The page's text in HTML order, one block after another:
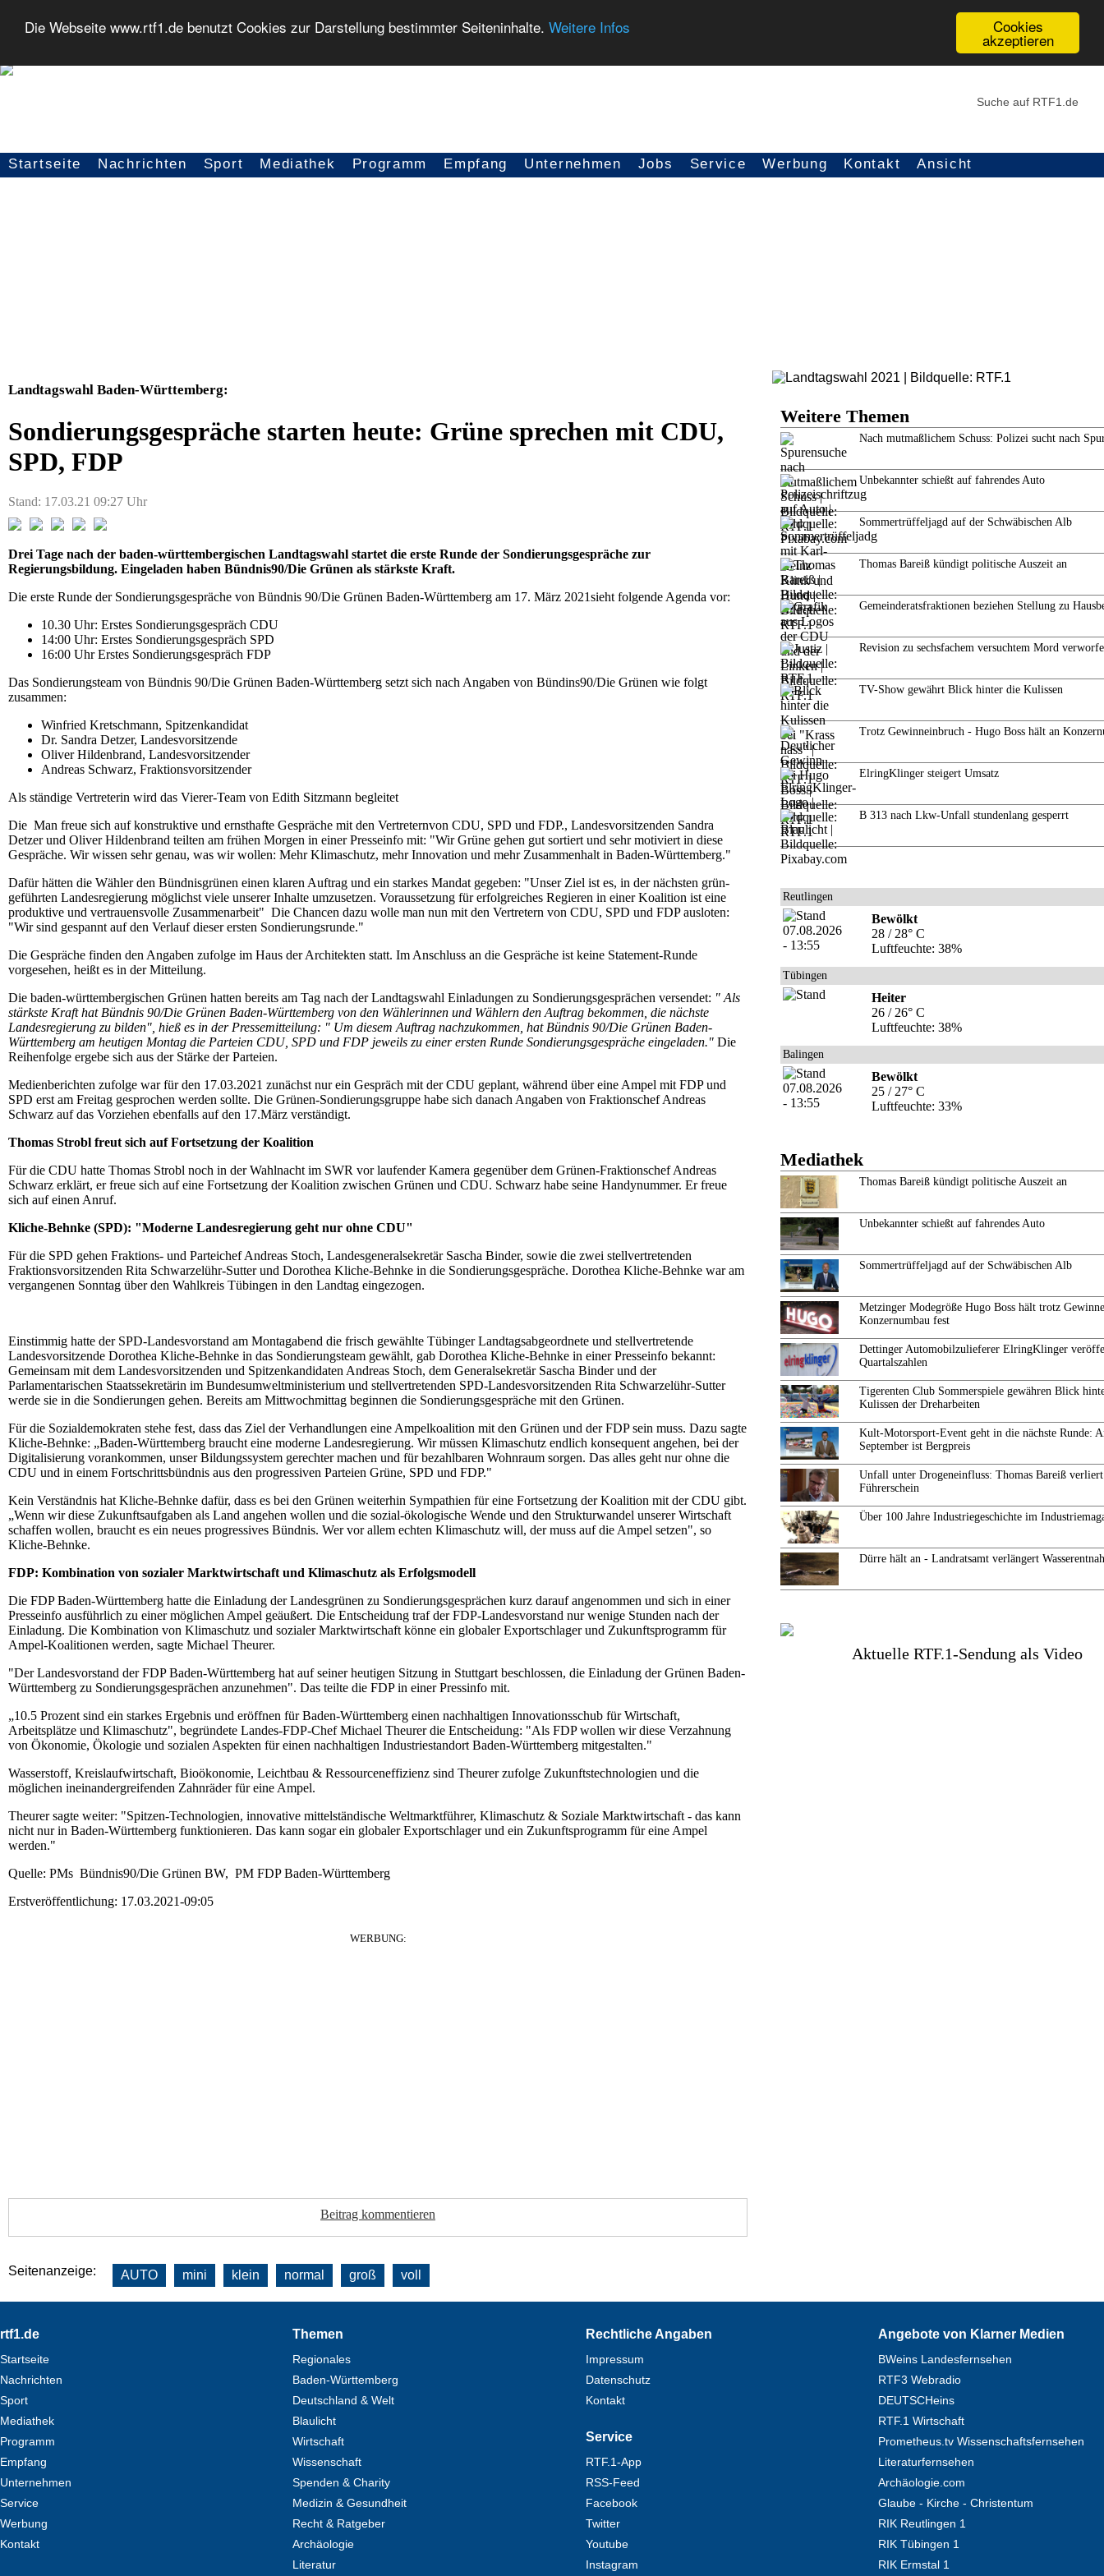
Cookies
akzeptieren
Die Webseite www.rtf1.de benutzt Cookies zur Darstellung bestimmter Seiteninhalte. Weitere Infos
Seitennavigation
Startseite Nachrichten Sport Mediathek Programm Empfang Unternehmen Jobs Service Werbung Kontakt Ansicht
Landtagswahl Baden-Württemberg:
Sondierungsgespräche starten heute: Grüne sprechen mit CDU,
SPD, FDP
Stand: 17.03.21 09:27 Uhr
Drei Tage nach der baden-württembergischen Landtagswahl startet die erste Runde der Sondierungsgespräche zur
Regierungsbildung. Eingeladen haben Bündnis90/Die Grünen als stärkste Kraft.
Die erste Runde der Sondierungsgespräche von Bündnis 90/Die Grünen Baden-Württemberg am 17. März 2021sieht folgende Agenda vor:
10.30 Uhr: Erstes Sondierungsgespräch CDU
14:00 Uhr: Erstes Sondierungsgespräch SPD
16:00 Uhr Erstes Sondierungsgespräch FDP
Das Sondierungsteam von Bündnis 90/Die Grünen Baden-Württemberg setzt sich nach Angaben von Bündins90/Die Grünen wie folgt
zusammen:
Winfried Kretschmann, Spitzenkandidat
Dr. Sandra Detzer, Landesvorsitzende
Oliver Hildenbrand, Landesvorsitzender
Andreas Schwarz, Fraktionsvorsitzender
Als ständige Vertreterin wird das Vierer-Team von Edith Sitzmann begleitet
Die Man freue sich auf konstruktive und ernsthafte Gespräche mit den Vertreternvon CDU, SPD und FDP., Landesvorsitzenden Sandra
Detzer und Oliver Hildenbrand teilten am frühen Morgen in einer Presseinfo mit: "Wir Grüne gehen gut sortiert und sehr motiviert in diese
Gespräche. Wir wissen sehr genau, was wir wollen: Mehr Klimaschutz, mehr Innovation und mehr Zusammenhalt in Baden-Württemberg."
Dafür hätten die Wähler den Bündnisgrünen einen klaren Auftrag und ein starkes Mandat gegeben: "Unser Ziel ist es, in der nächsten grün-
geführten Landesregierung möglichst viele unserer Inhalte umzusetzen. Voraussetzung für erfolgreiches Regieren in einer Koalition ist eine
produktive und vertrauensvolle Zusammenarbeit" Die Chancen dazu wolle man nun mit den Vertretern von CDU, SPD und FDP ausloten:
"Wir sind gespannt auf den Verlauf dieser ersten Sondierungsrunde."
Die Gespräche finden den Angaben zufolge im Haus der Architekten statt. Im Anschluss an die Gespräche ist keine Statement-Runde
vorgesehen, heißt es in der Mitteilung.
Die baden-württembergischen Grünen hatten bereits am Tag nach der Landtagswahl Einladungen zu Sondierungsgesprächen versendet: " Als
stärkste Kraft hat Bündnis 90/Die Grünen Baden-Württemberg von den Wählerinnen und Wählern den Auftrag bekommen, die nächste
Landesregierung zu bilden", hieß es in der Pressemitteilung: " Um diesem Auftrag nachzukommen, hat Bündnis 90/Die Grünen Baden-
Württemberg am heutigen Montag die Parteien CDU, SPD und FDP jeweils zu einer ersten Runde Sondierungsgespräche eingeladen." Die
Reihenfolge ergebe sich aus der Stärke der Parteien.
Medienberichten zufolge war für den 17.03.2021 zunächst nur ein Gespräch mit der CDU geplant, während über eine Ampel mit FDP und
SPD erst am Freitag gesprochen werden sollte. Die Grünen-Sondierungsgruppe habe sich danach Angaben von Fraktionschef Andreas
Schwarz auf das Vorziehen ebenfalls auf den 17.März verständigt.
Thomas Strobl freut sich auf Fortsetzung der Koalition
Für die CDU hatte Thomas Strobl noch in der Wahlnacht im SWR vor laufender Kamera gegenüber dem Grünen-Fraktionschef Andreas
Schwarz erklärt, er freue sich auf eine Fortsetzung der Koalition zwischen Grünen und CDU. Schwarz habe seine Handynummer. Er freue
sich auf einen Anruf.
Kliche-Behnke (SPD): "Moderne Landesregierung geht nur ohne CDU"
Für die SPD gehen Fraktions- und Parteichef Andreas Stoch, Landesgeneralsekretär Sascha Binder, sowie die zwei stellvertretenden
Fraktionsvorsitzenden Rita Schwarzelühr-Sutter und Dorothea Kliche-Behnke in die Sondierungsgespräche. Dorothea Kliche-Behnke war am
vergangenen Sonntag über den Wahlkreis Tübingen in den Landtag eingezogen.
Einstimmig hatte der SPD-Landesvorstand am Montagabend die frisch gewählte Tübinger Landtagsabgeordnete und stellvertretende
Landesvorsitzende Dorothea Kliche-Behnke in das Sondierungsteam gewählt, gab Dorothea Kliche-Behnke in einer Presseinfo bekannt:
Gemeinsam mit dem Landesvorsitzenden und Spitzenkandidaten Andreas Stoch, dem Generalsekretär Sascha Binder und der
Parlamentarischen Staatssekretärin im Bundesumweltministerium und stellvertretenden SPD-Landesvorsitzenden Rita Schwarzelühr-Sutter
werde sie in die Sondierungen gehen. Bereits am Mittwochmittag beginnen die Sondierungsgespräche mit den Grünen.
Für die Sozialdemokraten stehe fest, dass das Ziel der Verhandlungen eine Ampelkoalition mit den Grünen und der FDP sein muss. Dazu sagte
Kliche-Behnke: „Baden-Württemberg braucht eine moderne Landesregierung. Wir müssen Klimaschutz endlich konsequent angehen, bei der
Digitalisierung vorankommen, unser Bildungssystem gerechter machen und für bezahlbaren Wohnraum sorgen. Das alles geht nur ohne die
CDU und in einem Fortschrittsbündnis aus den progressiven Parteien Grüne, SPD und FDP."
Kein Verständnis hat Kliche-Behnke dafür, dass es bei den Grünen weiterhin Sympathien für eine Fortsetzung der Koalition mit der CDU gibt.
„Wenn wir diese Zukunftsaufgaben als Land angehen wollen und die sozial-ökologische Wende und den Strukturwandel unserer Wirtschaft
schaffen wollen, braucht es ein neues progressives Bündnis. Wer vor allem echten Klimaschutz will, der muss auf die Ampel setzen", so
Kliche-Behnke.
FDP: Kombination von sozialer Marktwirtschaft und Klimaschutz als Erfolgsmodell
Die FDP Baden-Württemberg hatte die Einladung der Landesgrünen zu Sondierungsgesprächen kurz darauf angenommen und sich in einer
Presseinfo ausführlich zu einer möglichen Ampel geäußert. Die Entscheidung traf der FDP-Landesvorstand nur wenige Stunden nach der
Einladung. Die Kombination von Klimaschutz und sozialer Marktwirtschaft könne ein globaler Exportschlager und Zukunftsprogramm für
Ampel-Koalitionen werden, sagte Michael Theurer.
"Der Landesvorstand der FDP Baden-Württemberg hat auf seiner heutigen Sitzung in Stuttgart beschlossen, die Einladung der Grünen Baden-
Württemberg zu Sondierungsgesprächen anzunehmen". Das teilte die FDP in einer Pressinfo mit.
„10.5 Prozent sind ein starkes Ergebnis und eröffnen für Baden-Württemberg einen nachhaltigen Innovationsschub für Wirtschaft,
Arbeitsplätze und Klimaschutz", begründete Landes-FDP-Chef Michael Theurer die Entscheidung: "Als FDP wollen wir diese Verzahnung
von Ökonomie, Ökologie und sozialen Aspekten für einen nachhaltigen Industriestandort Baden-Württemberg mitgestalten."
Wasserstoff, Kreislaufwirtschaft, Bioökonomie, Leichtbau & Ressourceneffizienz sind Theurer zufolge Zukunftstechnologien und die
möglichen ineinandergreifenden Zahnräder für eine Ampel.
Theurer sagte weiter: "Spitzen-Technologien, innovative mittelständische Weltmarktführer, Klimaschutz & Soziale Marktwirtschaft - das kann
nicht nur in Baden-Württemberg funktionieren. Das kann sogar ein globaler Exportschlager und ein Zukunftsprogramm für eine Ampel
werden."
Quelle: PMs Bündnis90/Die Grünen BW, PM FDP Baden-Württemberg
Erstveröffentlichung: 17.03.2021-09:05
WERBUNG:
Beitrag kommentieren
Weitere Themen
Nach mutmaßlichem Schuss: Polizei sucht nach
Unbekannter schießt auf fahrendes Auto
Sommertrüffeljagd auf der Schwäbischen Alb
Thomas Bareiß kündigt politische Auszeit an
Gemeinderatsfraktionen beziehen Stellung zu
Revision zu sechsfachem versuchtem Mord
TV-Show gewährt Blick hinter die Kulissen
Trotz Gewinneinbruch - Hugo Boss hält an
ElringKlinger steigert Umsatz
B 313 nach Lkw-Unfall stundenlang gesperrt
Reutlingen
Bewölkt
28 / 28° C
Luftfeuchte: 38%
Tübingen
Heiter
26 / 26° C
Luftfeuchte: 38%
Balingen
Bewölkt
25 / 27° C
Luftfeuchte: 33%
Mediathek
Thomas Bareiß kündigt politische Auszeit an
Unbekannter schießt auf fahrendes Auto
Sommertrüffeljagd auf der Schwäbischen Alb
Metzinger Modegröße Hugo Boss hält trotz
Konzernumbau fest
Dettinger Automobilzulieferer ElringKlinger
Quartalszahlen
Tigerenten Club Sommerspiele gewähren Blick
Kulissen der Dreharbeiten
Kult-Motorsport-Event geht in die nächste Runde:
September ist Bergpreis
Unfall unter Drogeneinfluss: Thomas Bareiß verliert
Führerschein
Über 100 Jahre Industriegeschichte im
Dürre hält an - Landratsamt verlängert
Aktuelle RTF.1-Sendung als Video
Seitenanzeige: AUTO mini klein normal groß voll
Footer
rtf1.de
Startseite
Nachrichten
Sport
Mediathek
Programm
Empfang
Unternehmen
Service
Werbung
Kontakt
Themen
Regionales
Baden-Württemberg
Deutschland & Welt
Blaulicht
Wirtschaft
Wissenschaft
Spenden & Charity
Medizin & Gesundheit
Recht & Ratgeber
Archäologie
Literatur
Rechtliche Angaben
Impressum
Datenschutz
Kontakt
Service
RTF.1-App
RSS-Feed
Facebook
Twitter
Youtube
Instagram
Angebote von Klarner Medien
BWeins Landesfernsehen
RTF3 Webradio
DEUTSCHeins
RTF.1 Wirtschaft
Prometheus.tv Wissenschaftsfernsehen
Literaturfernsehen
Archäologie.com
Glaube - Kirche - Christentum
RIK Reutlingen 1
RIK Tübingen 1
RIK Ermstal 1